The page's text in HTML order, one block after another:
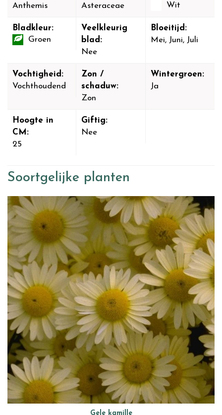
Anthemis
Asteraceae
Wit
Bladkleur:
Groen
Veelkleurig
blad:
Nee
Bloeitijd:
Mei, Juni, Juli
Vochtigheid:
Vochthoudend
Zon /
schaduw:
Zon
Wintergroen:
Ja
Hoogte in
CM:
25
Giftig:
Nee
Soortgelijke planten
Gele kamille